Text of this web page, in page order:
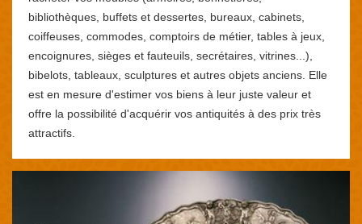
bibliothèques, buffets et dessertes, bureaux, cabinets,
coiffeuses, commodes, comptoirs de métier, tables à jeux,
encoignures, sièges et fauteuils, secrétaires, vitrines...),
bibelots, tableaux, sculptures et autres objets anciens. Elle
est en mesure d'estimer vos biens à leur juste valeur et
offre la possibilité d'acquérir vos antiquités à des prix très
attractifs.